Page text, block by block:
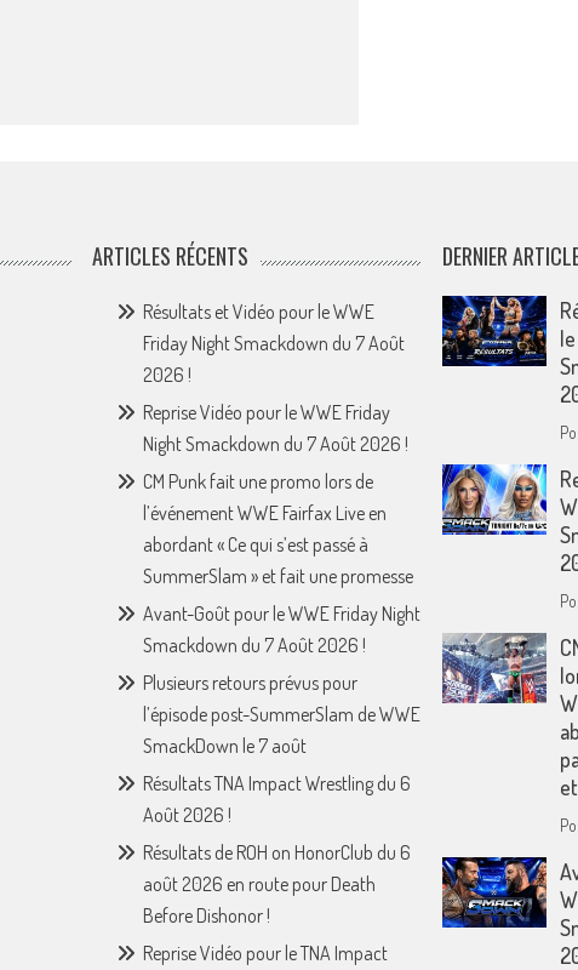
ARTICLES RÉCENTS
Résultats et Vidéo pour le WWE
Friday Night Smackdown du 7 Août
2026 !
Reprise Vidéo pour le WWE Friday
Night Smackdown du 7 Août 2026 !
CM Punk fait une promo lors de
l’événement WWE Fairfax Live en
abordant « Ce qui s’est passé à
SummerSlam » et fait une promesse
Avant-Goût pour le WWE Friday Night
Smackdown du 7 Août 2026 !
Plusieurs retours prévus pour
l’épisode post-SummerSlam de WWE
SmackDown le 7 août
Résultats TNA Impact Wrestling du 6
Août 2026 !
Résultats de ROH on HonorClub du 6
août 2026 en route pour Death
Before Dishonor !
Reprise Vidéo pour le TNA Impact
DERNIER